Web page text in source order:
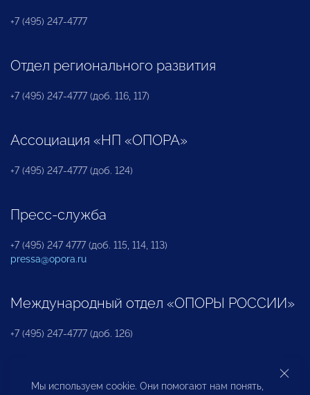
+7 (495) 247-4777
Отдел регионального развития
+7 (495) 247-4777 (доб. 116, 117)
Ассоциация «НП «ОПОРА»
+7 (495) 247-4777 (доб. 124)
Пресс-служба
+7 (495) 247 4777 (доб. 115, 114, 113)
pressa@opora.ru
Международный отдел «ОПОРЫ РОССИИ»
+7 (495) 247-4777 (доб. 126)
Бюро по защите прав предпринимателей и
Мы используем cookie. Они помогают нам понять,